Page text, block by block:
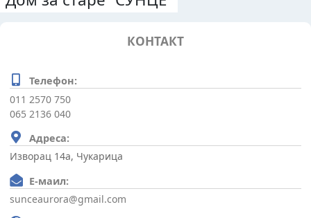
КОНТАКТ
Телефон:
011 2570 750
065 2136 040
Адреса:
Изворац 14а, Чукарица
Е-маил:
sunceaurora@gmail.com